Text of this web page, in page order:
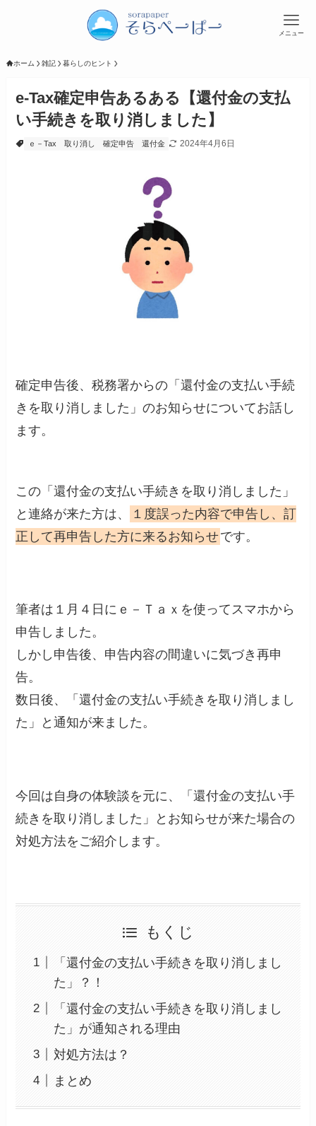
メニュー
ホーム 雑記 暮らしのヒント
e-Tax確定申告あるある【還付金の支払
い手続きを取り消しました】
ｅ－Tax 取り消し 確定申告 還付金 2024年4月6日
確定申告後、税務署からの「還付金の支払い手続
きを取り消しました」のお知らせについてお話し
ます。
この「還付金の支払い手続きを取り消しました」
と連絡が来た方は、
１度誤った内容で申告し、訂
正して再申告した方に来るお知らせです。
筆者は１月４日にｅ－Ｔａｘを使ってスマホから
申告しました。
しかし申告後、申告内容の間違いに気づき再申
告。
数日後、「還付金の支払い手続きを取り消しまし
た」と通知が来ました。
今回は自身の体験談を元に、「還付金の支払い手
続きを取り消しました」とお知らせが来た場合の
対処方法をご紹介します。
もくじ
「還付金の支払い手続きを取り消しまし
た」？！
「還付金の支払い手続きを取り消しまし
た」が通知される理由
対処方法は？
まとめ